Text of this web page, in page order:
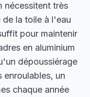
nécessitent très
la toile à l'eau
pour maintenir
en aluminium
dépoussiérage
enroulables, un
chaque année